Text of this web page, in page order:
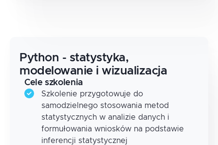
Python - statystyka,
modelowanie i wizualizacja
Cele szkolenia
Szkolenie przygotowuje do
samodzielnego stosowania metod
statystycznych w analizie danych i
formułowania wniosków na podstawie
inferencji statystycznej